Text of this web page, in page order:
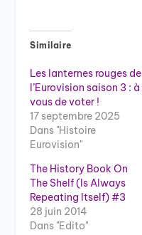
Similaire
Les lanternes rouges de
l’Eurovision saison 3 : à
vous de voter !
17 septembre 2025
Dans "Histoire
Eurovision"
The History Book On
The Shelf (Is Always
Repeating Itself) #3
28 juin 2014
Dans "Edito"